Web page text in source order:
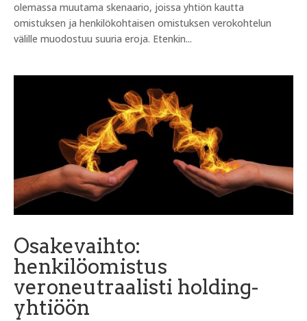
olemassa muutama skenaario, joissa yhtiön kautta
omistuksen ja henkilökohtaisen omistuksen verokohtelun
välille muodostuu suuria eroja. Etenkin...
Osakevaihto:
henkilöomistus
veroneutraalisti holding-
yhtiöön